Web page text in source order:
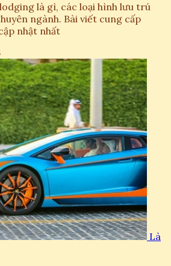
là gì, các loại hình lưu trú
ngành. Bài viết cung cấp
nhật nhất
Là